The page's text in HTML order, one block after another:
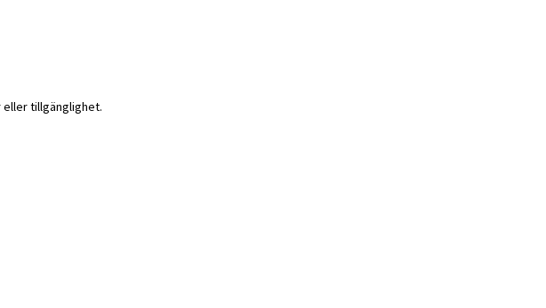
eller tillgänglighet.